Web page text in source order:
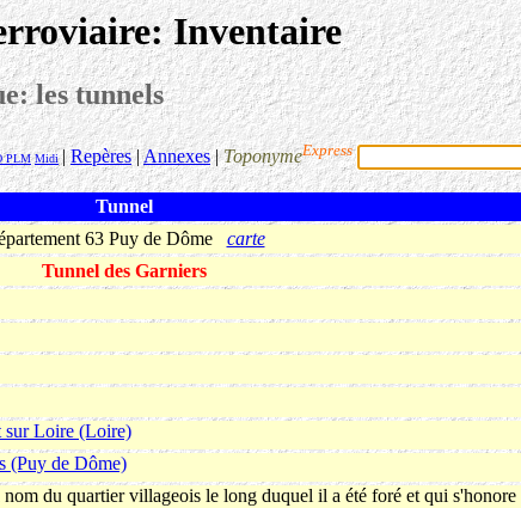
Inventaire
les tunnels
PLM Midi |Repères|Annexes|ToponymeExpress
Tunnel
63 Puy de Dôme carte
Tunnel des Garniers
sur Loire (Loire)
(Puy de Dôme)
du quartier villageois le long duquel il a été foré et qui s'honore